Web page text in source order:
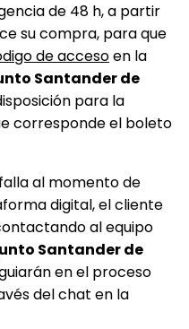
de 48 h, a partir
su compra, para que
de accesoen la
Santander de
para la
corresponde el boleto
al momento de
digital, el cliente
al equipo
Santander de
en el proceso
del chat en la